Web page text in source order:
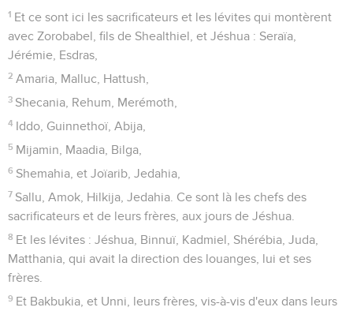
1 Et ce sont ici les sacrificateurs et les lévites qui montèrent
avec Zorobabel, fils de Shealthiel, et Jéshua : Seraïa,
Jérémie, Esdras,
2 Amaria, Malluc, Hattush,
3 Shecania, Rehum, Merémoth,
4 Iddo, Guinnethoï, Abija,
5 Mijamin, Maadia, Bilga,
6 Shemahia, et Joïarib, Jedahia,
7 Sallu, Amok, Hilkija, Jedahia. Ce sont là les chefs des
sacrificateurs et de leurs frères, aux jours de Jéshua.
8 Et les lévites : Jéshua, Binnuï, Kadmiel, Shérébia, Juda,
Matthania, qui avait la direction des louanges, lui et ses
frères.
9 Et Bakbukia, et Unni, leurs frères, vis-à-vis d'eux dans leurs